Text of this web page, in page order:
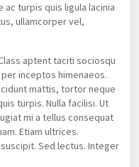
ac turpis quis ligula lacinia
ullamcorper vel,
aptent taciti sociosqu
inceptos himenaeos.
mattis, tortor neque
turpis. Nulla facilisi. Ut
mi a tellus consequat
Etiam ultrices.
Sed lectus. Integer